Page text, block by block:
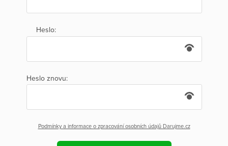
Heslo:
Heslo znovu:
Podmínky a informace o zpracování osobních údajů Darujme.cz